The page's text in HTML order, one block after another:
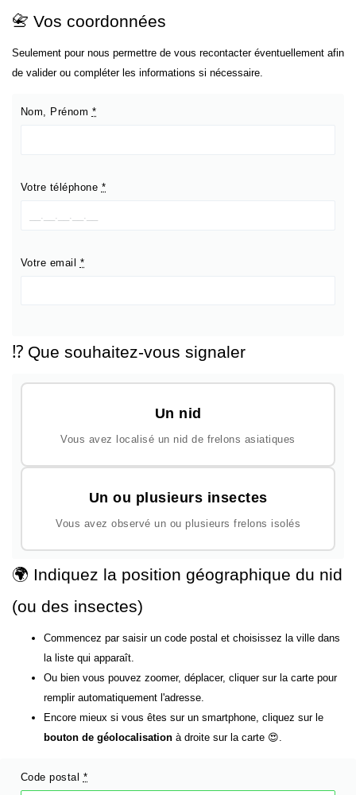
📇 Vos coordonnées
Seulement pour nous permettre de vous recontacter éventuellement afin
de valider ou compléter les informations si nécessaire.
Nom, Prénom *
Votre téléphone *
Votre email *
⁉️ Que souhaitez-vous signaler
Un nid
Vous avez localisé un nid de frelons asiatiques
Un ou plusieurs insectes
Vous avez observé un ou plusieurs frelons isolés
🌍 Indiquez la position géographique du nid
(ou des insectes)
Commencez par saisir un code postal et choisissez la ville dans
la liste qui apparaît.
Ou bien vous pouvez zoomer, déplacer, cliquer sur la carte pour
remplir automatiquement l'adresse.
Encore mieux si vous êtes sur un smartphone, cliquez sur le
bouton de géolocalisation à droite sur la carte 😍.
Code postal *